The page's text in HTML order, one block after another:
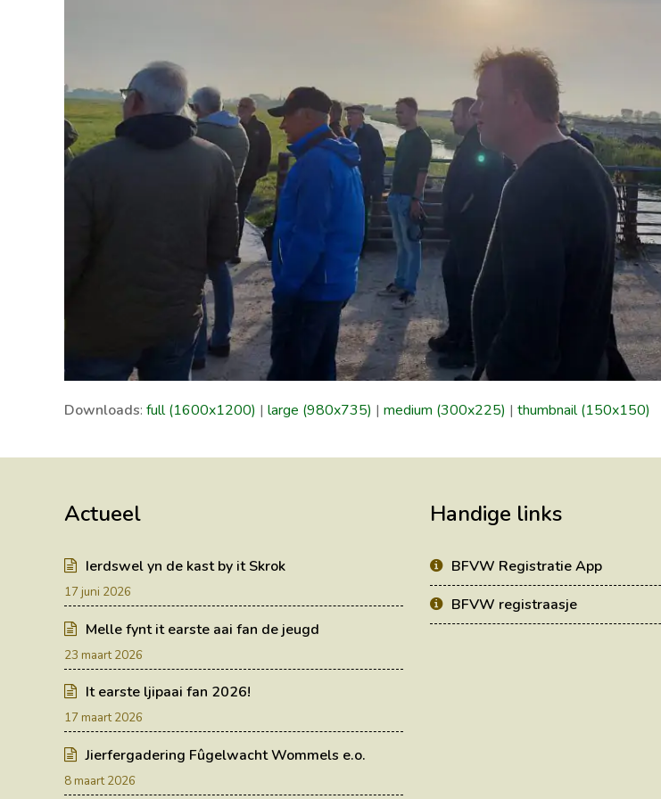
Downloads: full (1600x1200) | large (980x735) | medium (300x225) | thumbnail (150x150)
Actueel
Ierdswel yn de kast by it Skrok
17 juni 2026
Melle fynt it earste aai fan de jeugd
23 maart 2026
It earste ljipaai fan 2026!
17 maart 2026
Jierfergadering Fûgelwacht Wommels e.o.
8 maart 2026
Handige links
BFVW Registratie App
BFVW registraasje